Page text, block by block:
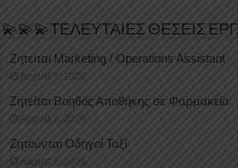
💫💫💫ΤΕΛΕΥΤΑΙΕΣ ΘΕΣΕΙΣ
Ζητείται Marketing / Operations Assistant
August 7, 2026
Ζητείται Βοηθός Αποθήκης σε Φαρμακείο
August 7, 2026
Ζητούνται Οδηγοί Ταξί
August 7, 2026